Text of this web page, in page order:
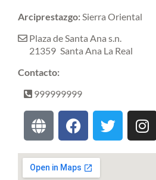
Arciprestazgo:Sierra Oriental
Plaza de Santa Ana s.n.
21359 Santa Ana La Real
Contacto:
999999999